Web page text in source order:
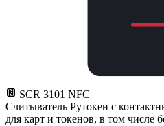
SCR 3101 NFC
Считыватель Рутокен с
для карт и токенов, в том числе